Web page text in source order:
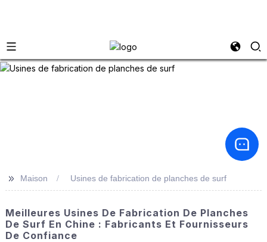
>> Maison Usines de fabrication de planches de surf
Meilleures Usines De Fabrication De Planches
De Surf En Chine : Fabricants Et Fournisseurs
De Confiance